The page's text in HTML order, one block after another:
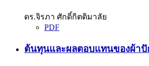
ดร.จิรภา ศักดิ์กิตติมาลัย
PDF
ต้นทุนและผลตอบแทนของผ้าปั